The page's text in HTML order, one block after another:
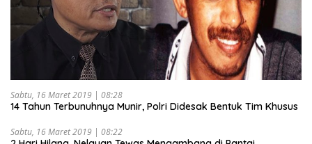
Sabtu, 16 Maret 2019 | 08:28
14 Tahun Terbunuhnya Munir, Polri Didesak Bentuk Tim Khusus
Sabtu, 16 Maret 2019 | 08:22